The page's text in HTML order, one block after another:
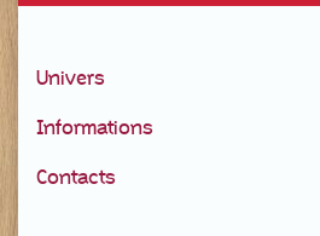
Univers
Informations
Contacts